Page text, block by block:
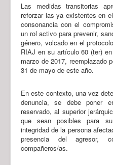
Las medidas transitorias
reforzar las ya existentes en
consonancia con el
un rol activo para prevenir,
género, volcado en el
RIAJ en su artículo 60 (ter)
marzo de 2017, reemplazado
31 de mayo de este año.
En este contexto, una vez
denuncia, se debe poner
reservado, al superior
que sean posibles para
integridad de la persona
presencia del agresor,
compañeros/as.